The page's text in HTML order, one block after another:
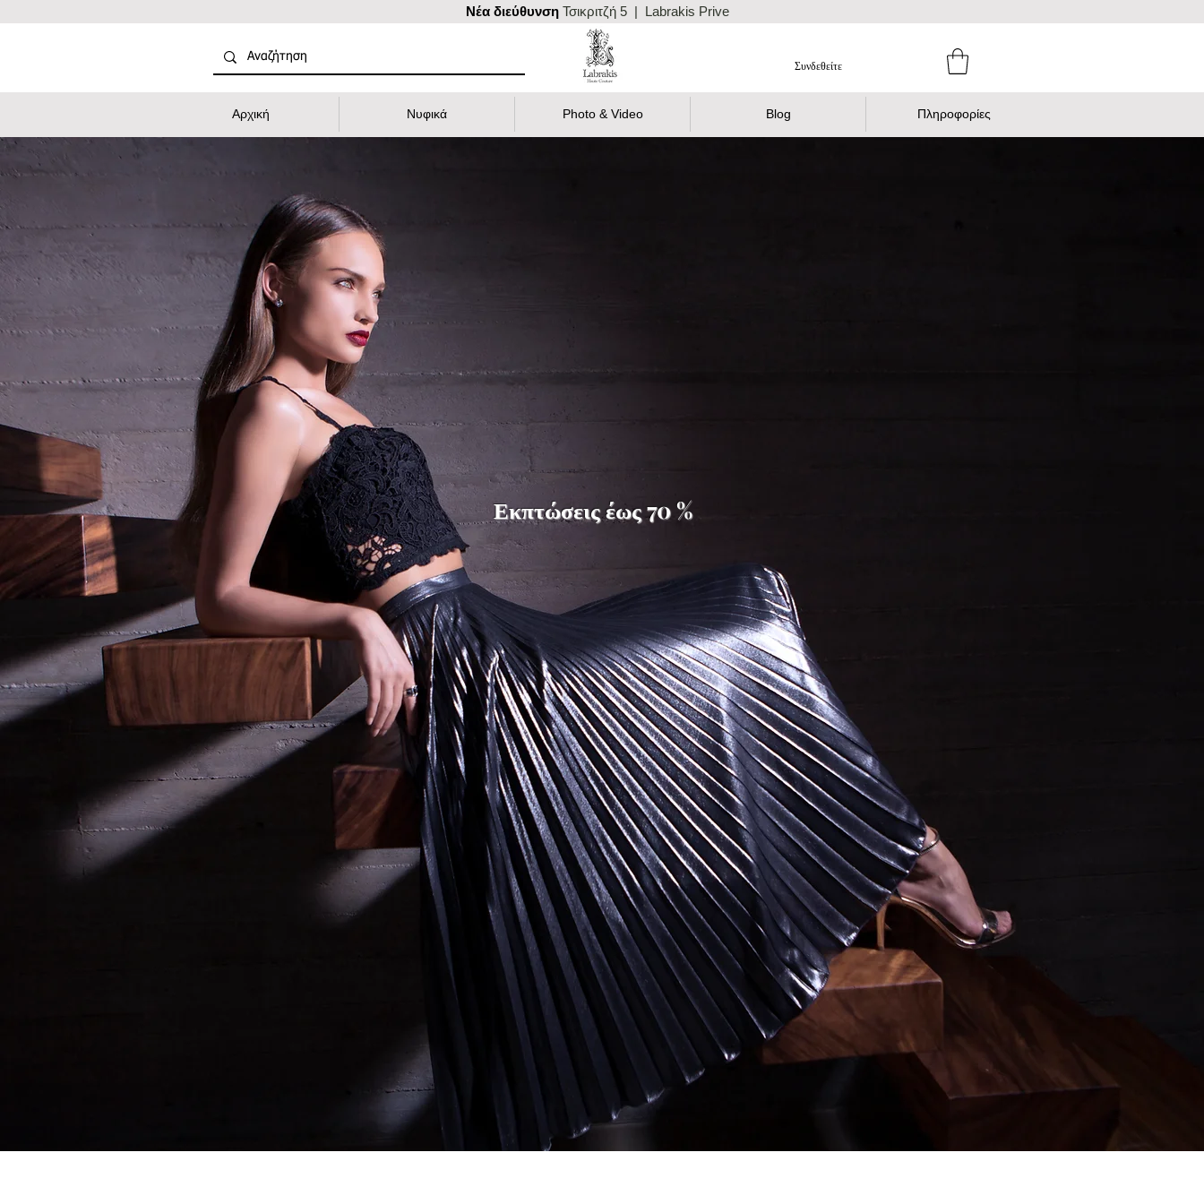
Nέα διεύθυνση Τσικριτζή 5 | Labrakis Prive
Συνδεθείτε
Αρχική Νυφικά Photo & Video Blog Πληροφορίες
Εκπτώσεις έως 70 %